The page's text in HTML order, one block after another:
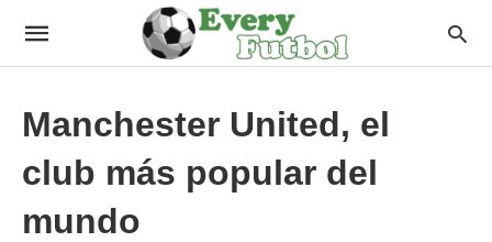
Manchester United, el
club más popular del
mundo